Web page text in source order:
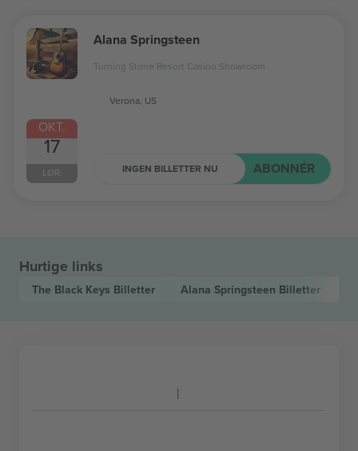
OKT.
17
LØR.
Alana Springsteen
Turning Stone Resort Casino Showroom
Verona, US
INGEN BILLETTER NU ABONNÉR
Hurtige links
The Black Keys Billetter Alana Springsteen Billetter